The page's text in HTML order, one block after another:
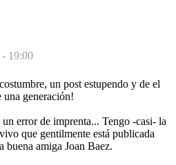
- 19:00
un post estupendo y de el
una generación!
error de imprenta... Tengo -casi- la
que gentilmente está publicada
buena amiga Joan Baez.